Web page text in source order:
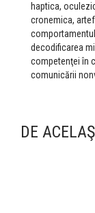
haptica,
cronemica,
decodificarea
competenţei în
comunicării
DE